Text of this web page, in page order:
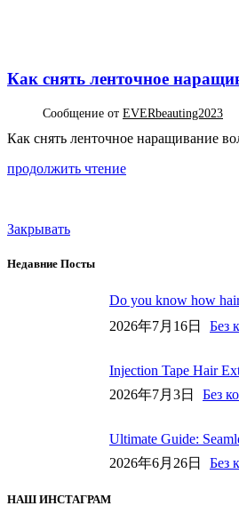
Как снять ленточное
Сообщение от EVERbeauting2023
Как снять ленточное наращивание
продолжить чтение
Закрывать
Недавние Посты
Do you know how
2026年7月16日
Без
Injection Tape Hair
2026年7月3日
Без
Ultimate Guide:
2026年6月26日
Без
НАШ ИНСТАГРАМ